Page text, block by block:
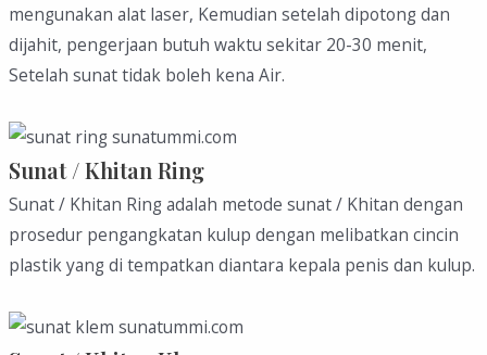
mengunakan alat laser, Kemudian setelah dipotong dan
dijahit, pengerjaan butuh waktu sekitar 20-30 menit,
Setelah sunat tidak boleh kena Air.
Sunat / Khitan Ring
Sunat / Khitan Ring adalah metode sunat / Khitan dengan
prosedur pengangkatan kulup dengan melibatkan cincin
plastik yang di tempatkan diantara kepala penis dan kulup.